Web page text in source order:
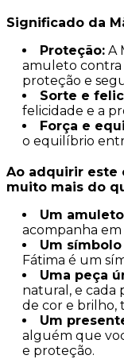
Significado da
Proteção: A
amuleto contra
proteção e
Sorte e
felicidade e a
Força e
o equilíbrio
Ao adquirir este
muito mais do
Um
acompanha em
Um
Fátima é um
Uma peça
natural, e cada
de cor e brilho,
Um
alguém que
e proteção.